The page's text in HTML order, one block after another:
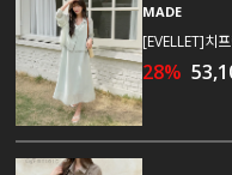
MADE
[EVELLET]치
28%